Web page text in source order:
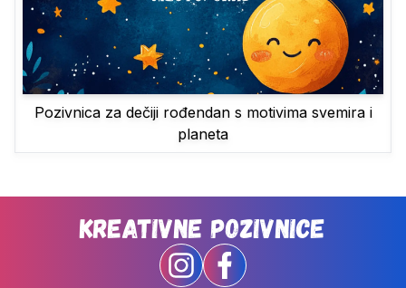
Pozivnica za dečiji rođendan s motivima svemira i
planeta
Kreativne Pozivnice